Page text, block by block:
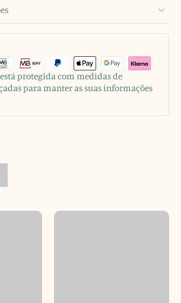
protegida com medidas de
para manter as suas informações